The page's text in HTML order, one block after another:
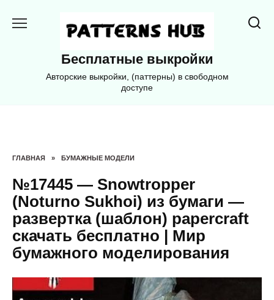
Бесплатные выкройки
Авторские выкройки, (паттерны) в свободном
доступе
ГЛАВНАЯ » БУМАЖНЫЕ МОДЕЛИ
№17445 — Snowtropper
(Noturno Sukhoi) из бумаги —
развертка (шаблон) papercraft
скачать бесплатно | Мир
бумажного моделирования